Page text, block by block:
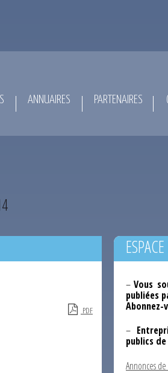
ANNUAIRES PARTENAIRES
PDF
–Vous
publiées
Abonnez-
–
publics de
Annonces